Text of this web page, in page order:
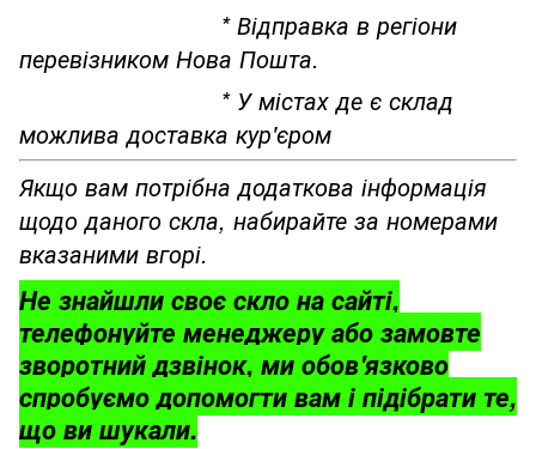
* Відправка в регіони
перевізником Нова Пошта.
* У містах де є склад
можлива доставка кур'єром
Якщо вам потрібна додаткова інформація
щодо даного скла, набирайте за номерами
вказаними вгорі.
Не знайшли своє скло на сайті,
телефонуйте менеджеру або замовте
зворотний дзвінок, ми обов'язково
спробуємо допомогти вам і підібрати те,
що ви шукали.